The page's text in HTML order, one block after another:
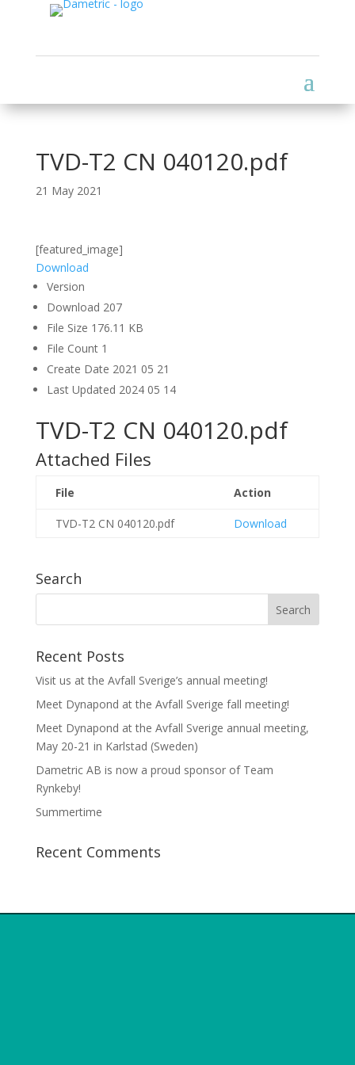
TVD-T2 CN 040120.pdf
21 May 2021
[featured_image]
Download
Version
Download 207
File Size 176.11 KB
File Count 1
Create Date 2021 05 21
Last Updated 2024 05 14
TVD-T2 CN 040120.pdf
Attached Files
File Action
TVD-T2 CN 040120.pdf Download
Search
Recent Posts
Visit us at the Avfall Sverige’s annual meeting!
Meet Dynapond at the Avfall Sverige fall meeting!
Meet Dynapond at the Avfall Sverige annual meeting,
May 20-21 in Karlstad (Sweden)
Dametric AB is now a proud sponsor of Team
Rynkeby!
Summertime
Recent Comments